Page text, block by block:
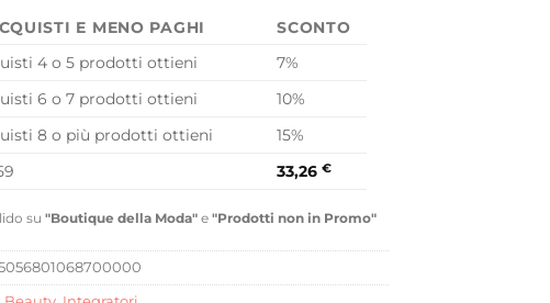
E MENO PAGHI
SCONTO
4 o 5 prodotti ottieni
7%
6 o 7 prodotti ottieni
10%
8 o più prodotti ottieni
15%
33,26€
su "Boutique della Moda" e "Prodotti non in Promo"